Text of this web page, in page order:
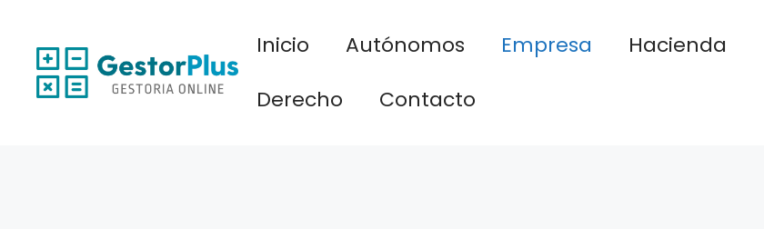
contenido
Inicio Autónomos Empresa Hacienda
Derecho
Contacto